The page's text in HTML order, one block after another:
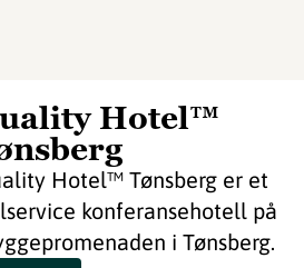
Hotel™
Hotel™ Tønsberg er et
konferansehotell på
i Tønsberg.